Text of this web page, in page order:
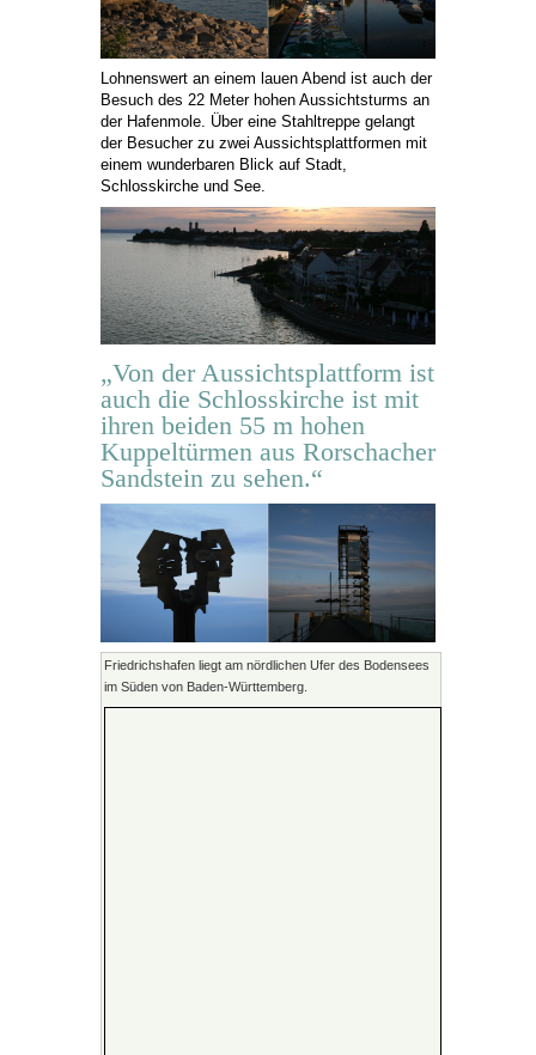
Lohnenswert an einem lauen Abend ist auch der
Besuch des 22 Meter hohen Aussichtsturms an
der Hafenmole. Über eine Stahltreppe gelangt
der Besucher zu zwei Aussichtsplattformen mit
einem wunderbaren Blick auf Stadt,
Schlosskirche und See.
„Von der Aussichtsplattform ist
auch die Schlosskirche ist mit
ihren beiden 55 m hohen
Kuppeltürmen aus Rorschacher
Sandstein zu sehen.“
Friedrichshafen liegt am nördlichen Ufer des Bodensees
im Süden von Baden-Württemberg.